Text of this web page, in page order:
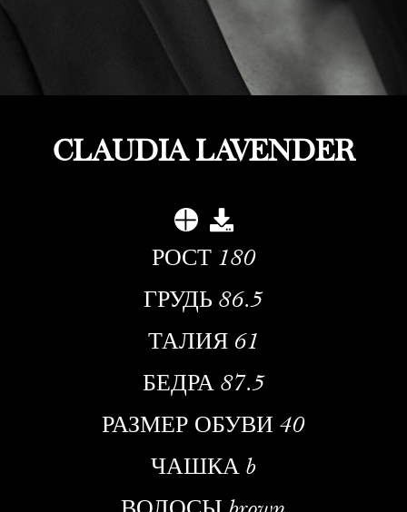
CLAUDIA LAVENDER
РОСТ 180
ГРУДЬ 86.5
ТАЛИЯ 61
БЕДРА 87.5
РАЗМЕР ОБУВИ 40
ЧАШКА b